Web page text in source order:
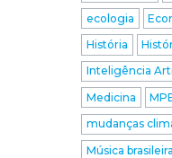
ecologia
História
Inteligência
Medicina
mudanças
Música brasileira